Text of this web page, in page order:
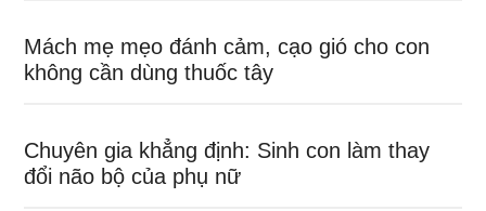
Mách mẹ mẹo đánh cảm, cạo gió cho con
không cần dùng thuốc tây
Chuyên gia khẳng định: Sinh con làm thay
đổi não bộ của phụ nữ